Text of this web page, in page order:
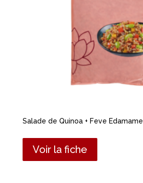
Salade de Quinoa + Feve Edamame
Voir la fiche